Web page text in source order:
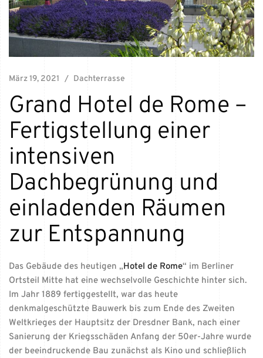
März 19, 2021 Dachterrasse
Grand Hotel de Rome –
Fertigstellung einer
intensiven
Dachbegrünung und
einladenden Räumen
zur Entspannung
Das Gebäude des heutigen „Hotel de Rome“ im Berliner
Ortsteil Mitte hat eine wechselvolle Geschichte hinter sich.
Im Jahr 1889 fertiggestellt, war das heute
denkmalgeschützte Bauwerk bis zum Ende des Zweiten
Weltkrieges der Hauptsitz der Dresdner Bank, nach einer
Sanierung der Kriegsschäden Anfang der 50er-Jahre wurde
der beeindruckende Bau zunächst als Kino und schließlich